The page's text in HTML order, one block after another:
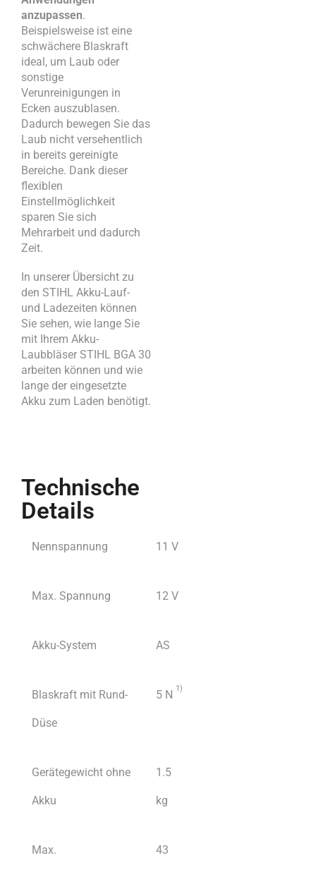
anzupassen.
Beispielsweise ist eine
schwächere Blaskraft
ideal, um Laub oder
sonstige
Verunreinigungen in
Ecken auszublasen.
Dadurch bewegen Sie das
Laub nicht versehentlich
in bereits gereinigte
Bereiche. Dank dieser
flexiblen
Einstellmöglichkeit
sparen Sie sich
Mehrarbeit und dadurch
Zeit.
In unserer Übersicht zu
den STIHL Akku-Lauf-
und Ladezeiten können
Sie sehen, wie lange Sie
mit Ihrem Akku-
Laubbläser STIHL BGA 30
arbeiten können und wie
lange der eingesetzte
Akku zum Laden benötigt.
Technische
Details
Nennspannung 11 V
Max. Spannung 12 V
Akku-System AS
Blaskraft mit Rund-
Düse
5 N 1)
Gerätegewicht ohne
Akku
1.5
kg
Max. 43